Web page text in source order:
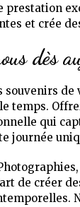
prestation
et crée
dès
souvenirs
temps.
qui
journée
de créer